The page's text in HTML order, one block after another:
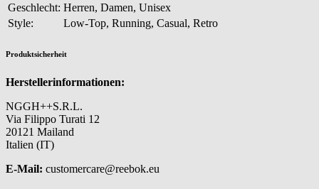
Geschlecht: Herren, Damen, Unisex
Style:
Low-Top, Running, Casual, Retro
Produktsicherheit
Herstellerinformationen:
NGGH++S.R.L.
Via Filippo Turati 12
20121 Mailand
Italien (IT)
E-Mail: customercare@reebok.eu